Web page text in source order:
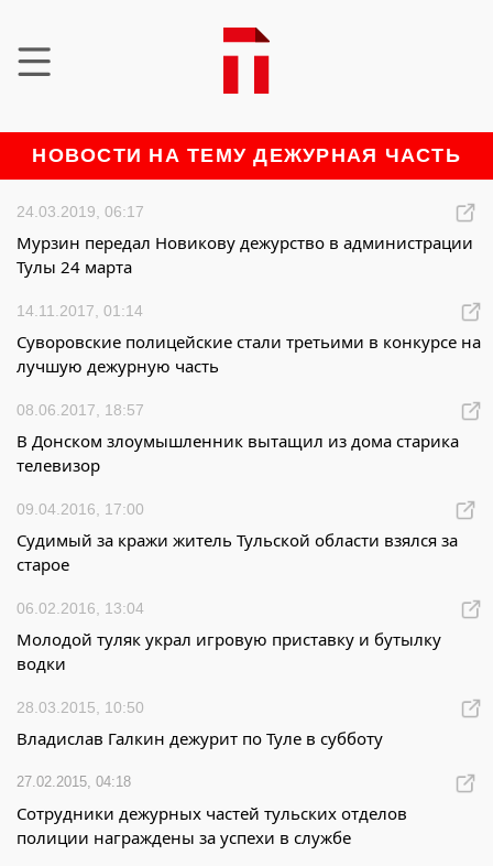
НОВОСТИ НА ТЕМУ ДЕЖУРНАЯ ЧАСТЬ
24.03.2019, 06:17
Мурзин передал Новикову дежурство в администрации
Тулы 24 марта
14.11.2017, 01:14
Суворовские полицейские стали третьими в конкурсе на
лучшую дежурную часть
08.06.2017, 18:57
В Донском злоумышленник вытащил из дома старика
телевизор
09.04.2016, 17:00
Судимый за кражи житель Тульской области взялся за
старое
06.02.2016, 13:04
Молодой туляк украл игровую приставку и бутылку
водки
28.03.2015, 10:50
Владислав Галкин дежурит по Туле в субботу
27.02.2015, 04:18
Сотрудники дежурных частей тульских отделов
полиции награждены за успехи в службе